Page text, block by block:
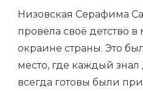
Низовская Серафима
провела своё детство
окраине страны. Это
место, где каждый знал
всегда готовы были